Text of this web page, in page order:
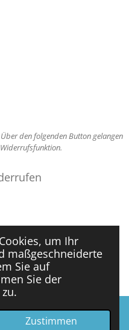
um Ihr
maßgeschneiderte
Sie auf
Sie der
Zustimmen
den folgenden Button gelangen
und Lernwerkstatt
Karte Facebook